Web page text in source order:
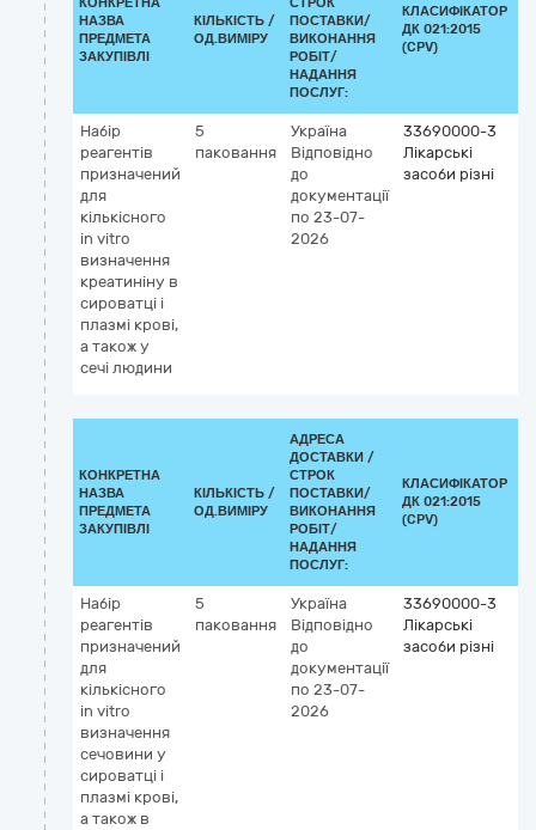
НАЗВА
ПРЕДМЕТА
ЗАКУПІВЛІ
КІЛЬКІСТЬ /
ОД.ВИМІРУ
ПОСТАВКИ/
ВИКОНАННЯ
РОБІТ/
НАДАННЯ
ПОСЛУГ:
КЛАСИФІКАТОР
ДК 021:2015
(CPV)
Набір
реагентів
призначений
для
кількісного
in vitro
визначення
креатиніну в
сироватці і
плазмі крові,
а також у
сечі людини
5
паковання
Україна
Відповідно
до
документації
по 23-07-
2026
33690000-3
Лікарські
засоби різні
КОНКРЕТНА
НАЗВА
ПРЕДМЕТА
ЗАКУПІВЛІ
КІЛЬКІСТЬ /
ОД.ВИМІРУ
АДРЕСА
ДОСТАВКИ /
СТРОК
ПОСТАВКИ/
ВИКОНАННЯ
РОБІТ/
НАДАННЯ
ПОСЛУГ:
КЛАСИФІКАТОР
ДК 021:2015
(CPV)
Набір
реагентів
призначений
для
кількісного
in vitro
визначення
сечовини у
сироватці і
плазмі крові,
а також в
5
паковання
Україна
Відповідно
до
документації
по 23-07-
2026
33690000-3
Лікарські
засоби різні